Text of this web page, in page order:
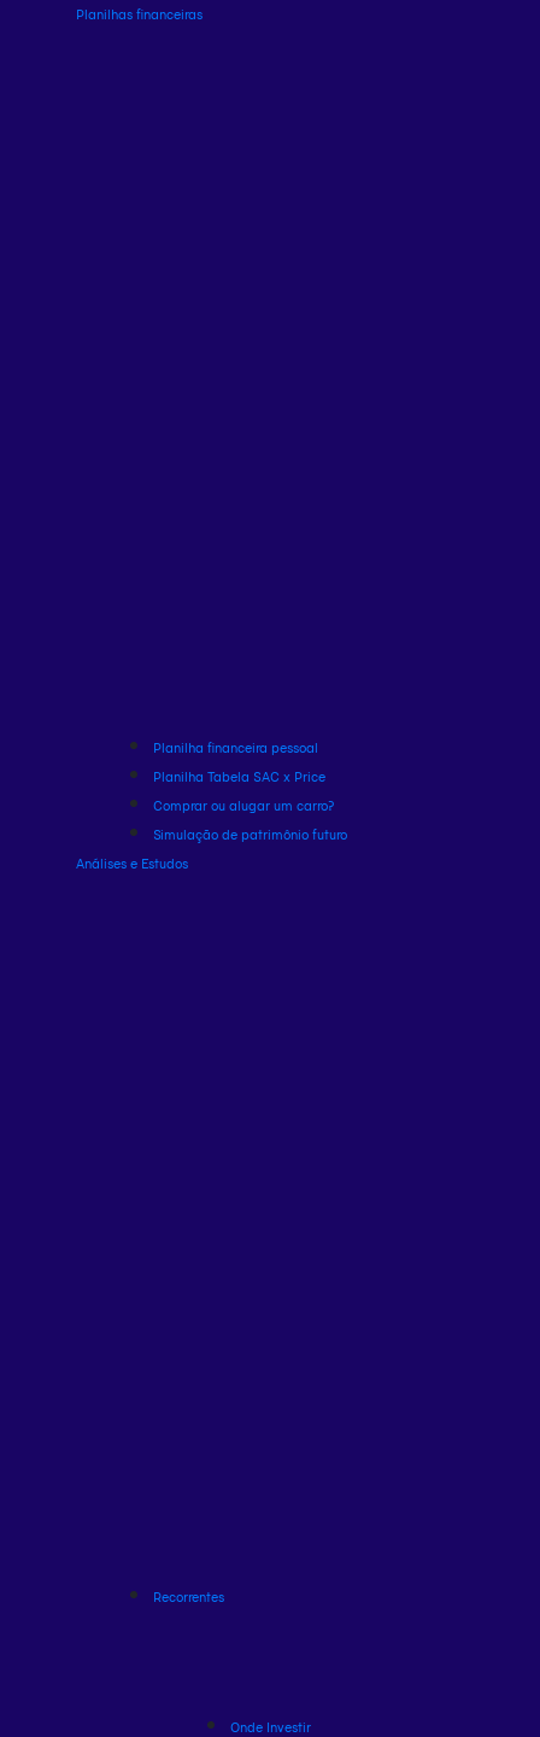
Planilhas financeiras
Planilha financeira pessoal
Planilha Tabela SAC x Price
Comprar ou alugar um carro?
Simulação de patrimônio futuro
Análises e Estudos
Recorrentes
Onde Investir